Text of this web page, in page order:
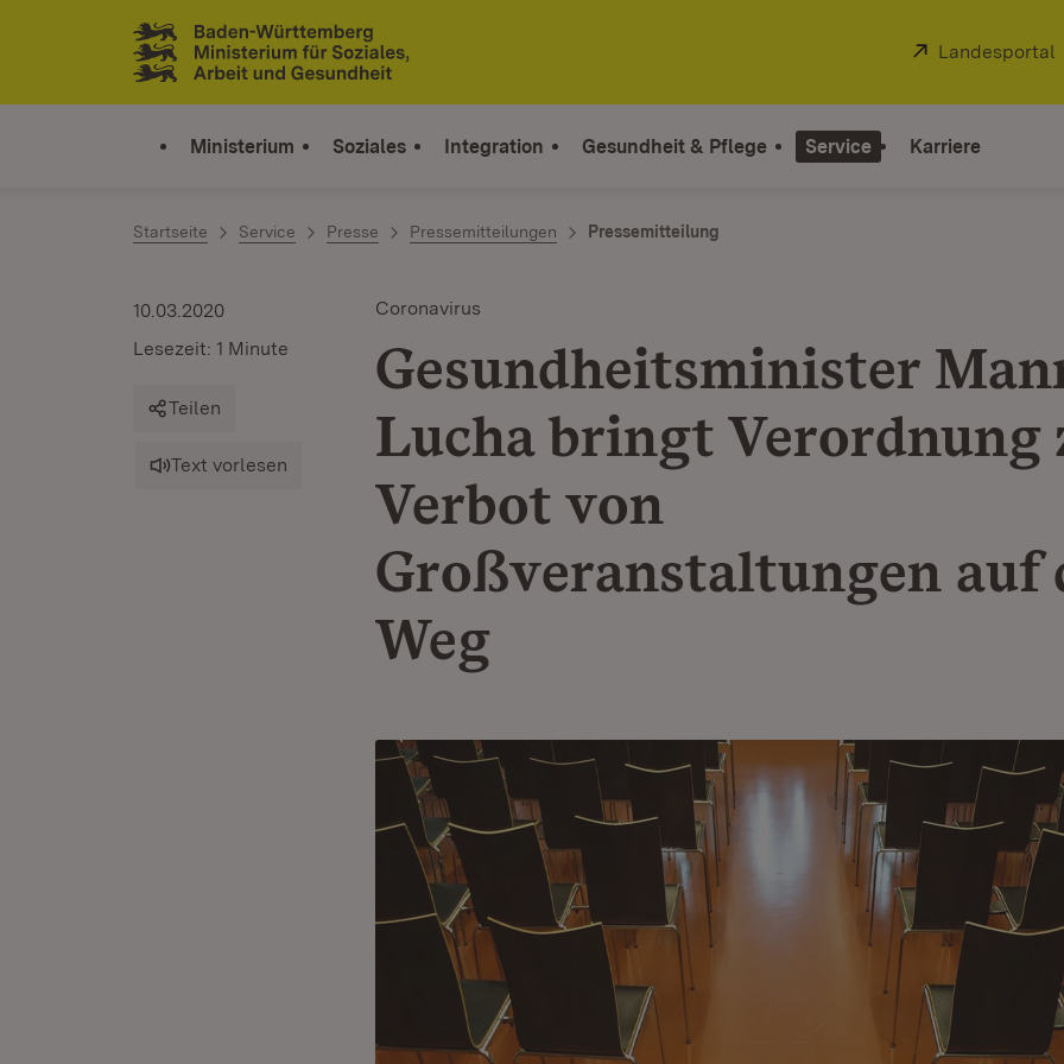
Zum Inhalt springen
Link zur Startseite
Extern:
Landesportal
Ministerium Soziales Integration Gesundheit & Pflege Service Karriere
Startseite Service Presse Pressemitteilungen Pressemitteilung
Coronavirus
Gesundheitsminister
Lucha bringt Verordnung
Verbot von
Großveranstaltungen auf
Weg
10.03.2020
Lesezeit: 1 Minute
Teilen
Text vorlesen